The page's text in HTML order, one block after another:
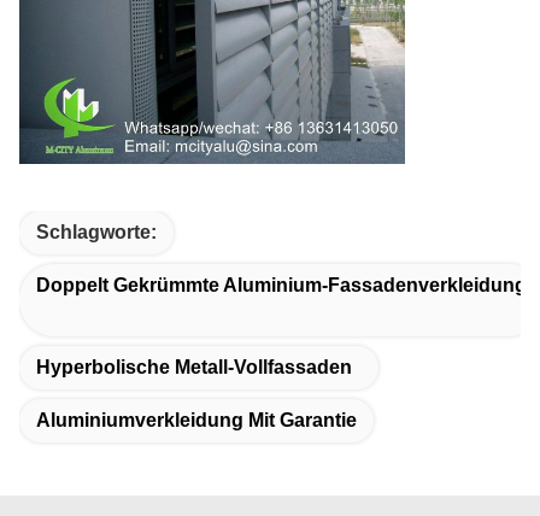
Schlagworte:
Doppelt Gekrümmte Aluminium-Fassadenverkleidung
Hyperbolische Metall-Vollfassaden
Aluminiumverkleidung Mit Garantie